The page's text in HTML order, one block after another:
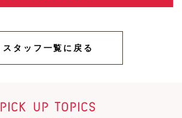
スタッフ一覧に戻る
pick up topics